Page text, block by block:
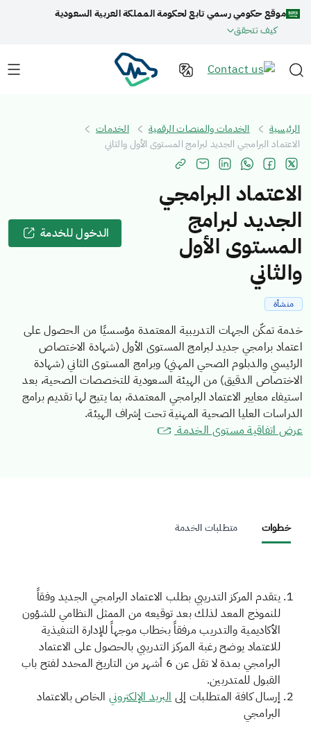
موقع حكومي رسمي تابع لحكومة المملكة العربية السعودية
كيف تتحقق
الرئيسية الخدمات والمنصات الرقمية
الخدمات
الاعتماد البرامجي الجديد لبرامج المستوى الأول والثاني
الاعتماد البرامجي
الجديد لبرامج
المستوى الأول
والثاني
الدخول للخدمة
منشأة
خدمة تمكّن الجهات التدريبية المعتمدة مؤسسيًا من الحصول على
اعتماد برامجي جديد لبرامج المستوى الأول (شهادة الاختصاص
الرئيسي والدبلوم الصحي المهني) وبرامج المستوى الثاني (شهادة
الاختصاص الدقيق) من الهيئة السعودية للتخصصات الصحية، بعد
استيفاء معايير الاعتماد البرامجي المعتمدة، بما يتيح لها تقديم برامج
الدراسات العليا الصحية المهنية تحت إشراف الهيئة.
عرض اتفاقية مستوى الخدمة
خطوات متطلبات الخدمة
يتقدم المركز التدريبي بطلب الاعتماد البرامجي الجديد وفقاً
للنموذج المعد لذلك بعد توقيعه من الممثل النظامي للشؤون
الأكاديمية والتدريب مرفقاً بخطاب موجهاً للإدارة التنفيذية
للاعتماد يوضح رغبة المركز التدريبي بالحصول على الاعتماد
البرامجي بمدة لا تقل عن 6 أشهر من التاريخ المحدد لفتح باب
القبول للمتدربين.
إرسال كافة المتطلبات إلىالبريد الإلكترونيالخاص بالاعتماد
البرامجي